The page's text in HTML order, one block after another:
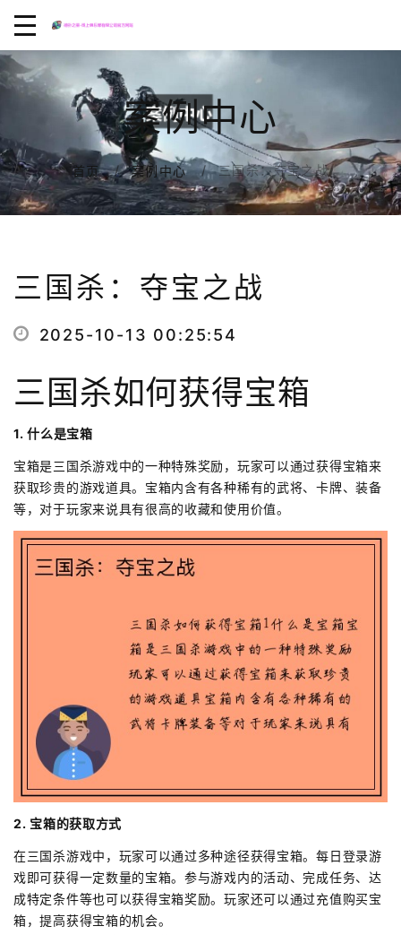
案例中心
首页 案例中心 三国杀：夺宝之战
三国杀：夺宝之战
2025-10-13 00:25:54
三国杀如何获得宝箱
1. 什么是宝箱
宝箱是三国杀游戏中的一种特殊奖励，玩家可以通过获得宝箱来
获取珍贵的游戏道具。宝箱内含有各种稀有的武将、卡牌、装备
等，对于玩家来说具有很高的收藏和使用价值。
2. 宝箱的获取方式
在三国杀游戏中，玩家可以通过多种途径获得宝箱。每日登录游
戏即可获得一定数量的宝箱。参与游戏内的活动、完成任务、达
成特定条件等也可以获得宝箱奖励。玩家还可以通过充值购买宝
箱，提高获得宝箱的机会。